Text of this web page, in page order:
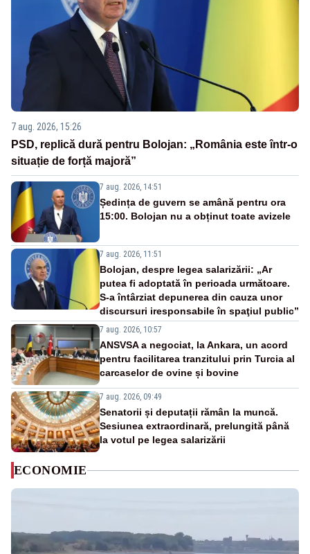
7 aug. 2026, 15:26
PSD, replică dură pentru Bolojan: „România este într-o
situație de forță majoră”
7 aug. 2026, 14:51
Ședința de guvern se amână pentru ora
15:00. Bolojan nu a obținut toate avizele
7 aug. 2026, 11:51
Bolojan, despre legea salarizării: „Ar
putea fi adoptată în perioada următoare.
S-a întârziat depunerea din cauza unor
discursuri iresponsabile în spaţiul public”
7 aug. 2026, 10:57
ANSVSA a negociat, la Ankara, un acord
pentru facilitarea tranzitului prin Turcia al
carcaselor de ovine și bovine
7 aug. 2026, 09:49
Senatorii și deputații rămân la muncă.
Sesiunea extraordinară, prelungită până
la votul pe legea salarizării
ECONOMIE